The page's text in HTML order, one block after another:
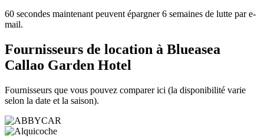
60 secondes maintenant peuvent épargner 6 semaines de lutte par e-
mail.
Fournisseurs de location à Blueasea
Callao Garden Hotel
Fournisseurs que vous pouvez comparer ici (la disponibilité varie
selon la date et la saison).